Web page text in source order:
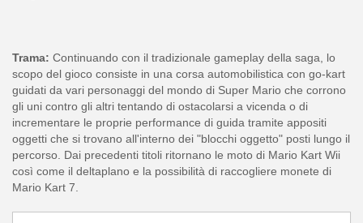
Trama: Continuando con il tradizionale gameplay della saga, lo
scopo del gioco consiste in una corsa automobilistica con go-kart
guidati da vari personaggi del mondo di Super Mario che corrono
gli uni contro gli altri tentando di ostacolarsi a vicenda o di
incrementare le proprie performance di guida tramite appositi
oggetti che si trovano all'interno dei "blocchi oggetto" posti lungo il
percorso. Dai precedenti titoli ritornano le moto di Mario Kart Wii
così come il deltaplano e la possibilità di raccogliere monete di
Mario Kart 7.